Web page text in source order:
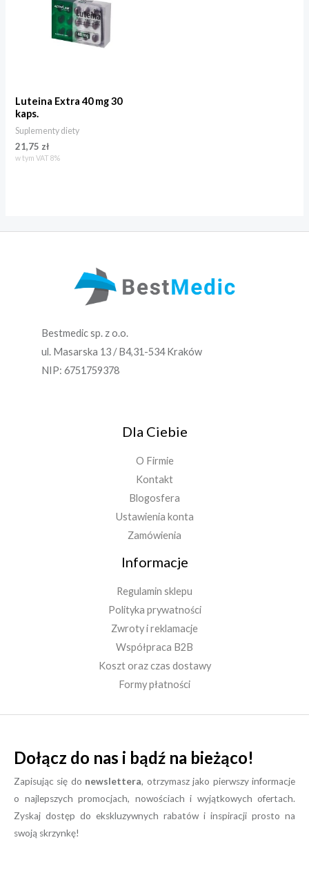
Luteina Extra 40 mg 30
kaps.
Suplementy diety
21,75 zł
w tym VAT 8%
Bestmedic sp. z o.o.
ul. Masarska 13 / B4,31-534 Kraków
NIP: 6751759378
Dla Ciebie
O Firmie
Kontakt
Blogosfera
Ustawienia konta
Zamówienia
Informacje
Regulamin sklepu
Polityka prywatności
Zwroty i reklamacje
Współpraca B2B
Koszt oraz czas dostawy
Formy płatności
Dołącz do nas i bądź na bieżąco!
Zapisując się do newslettera, otrzymasz jako pierwszy informacje
o najlepszych promocjach, nowościach i wyjątkowych ofertach.
Zyskaj dostęp do ekskluzywnych rabatów i inspiracji prosto na
swoją skrzynkę!